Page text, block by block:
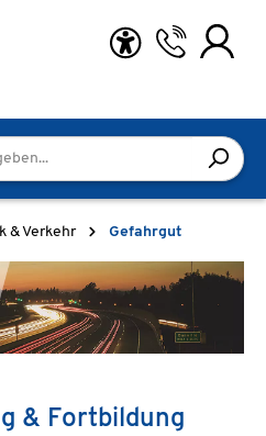
& Verkehr Gefahrgut
& Fortbildung